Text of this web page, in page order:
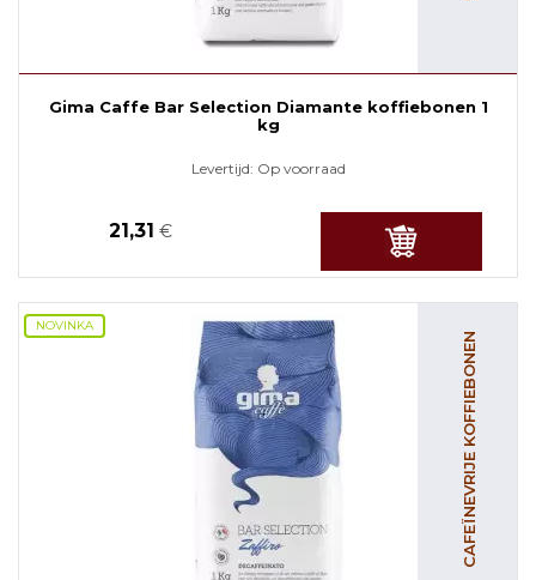
Gima Caffe Bar Selection Diamante koffiebonen 1
kg
Levertijd: Op voorraad
21,31 €
NOVINKA
CAFEÏNEVRIJE KOFFIEBONEN